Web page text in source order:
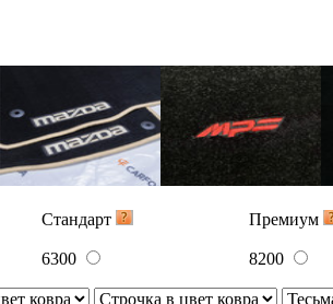
Стандарт Премиум
6300 8200